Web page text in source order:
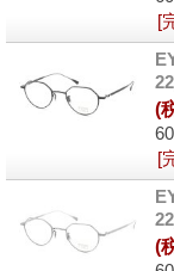
[
22
(
[
22
(